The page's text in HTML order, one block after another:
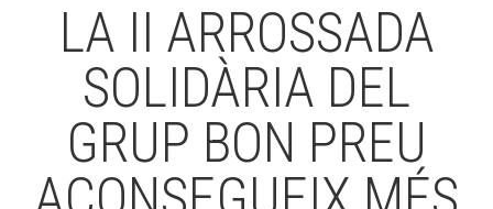
LA II ARROSSADA
SOLIDÀRIA DEL
GRUP BON PREU
ACCIÓ SOCIAL I JOVES
ESPLAIS